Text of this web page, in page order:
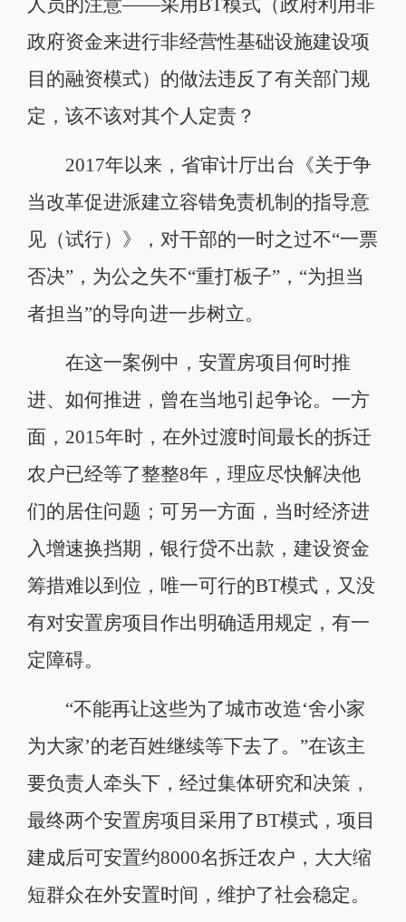
人员的注意——采用BT模式（政府利用非
政府资金来进行非经营性基础设施建设项
目的融资模式）的做法违反了有关部门规
定，该不该对其个人定责？
2017年以来，省审计厅出台《关于争
当改革促进派建立容错免责机制的指导意
见（试行）》，对干部的一时之过不“一票
否决”，为公之失不“重打板子”，“为担当
者担当”的导向进一步树立。
在这一案例中，安置房项目何时推
进、如何推进，曾在当地引起争论。一方
面，2015年时，在外过渡时间最长的拆迁
农户已经等了整整8年，理应尽快解决他
们的居住问题；可另一方面，当时经济进
入增速换挡期，银行贷不出款，建设资金
筹措难以到位，唯一可行的BT模式，又没
有对安置房项目作出明确适用规定，有一
定障碍。
“不能再让这些为了城市改造‘舍小家
为大家’的老百姓继续等下去了。”在该主
要负责人牵头下，经过集体研究和决策，
最终两个安置房项目采用了BT模式，项目
建成后可安置约8000名拆迁农户，大大缩
短群众在外安置时间，维护了社会稳定。